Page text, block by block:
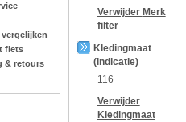
fiets
& retours
Verwijder Merk
filter
Kledingmaat
(indicatie)
116
Verwijder
Kledingmaat